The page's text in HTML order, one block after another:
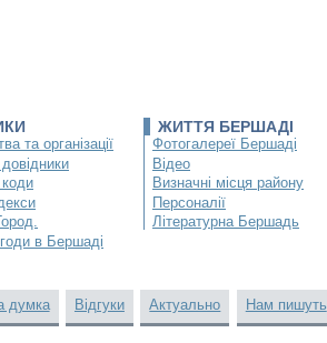
та організації
в Бершаді
ЖИТТЯ БЕРШАДІ
Фотогалереї Бершаді
Відео
Визначні місця району
Персоналії
Літературна Бершадь
думка Відгуки Актуально Нам пишуть